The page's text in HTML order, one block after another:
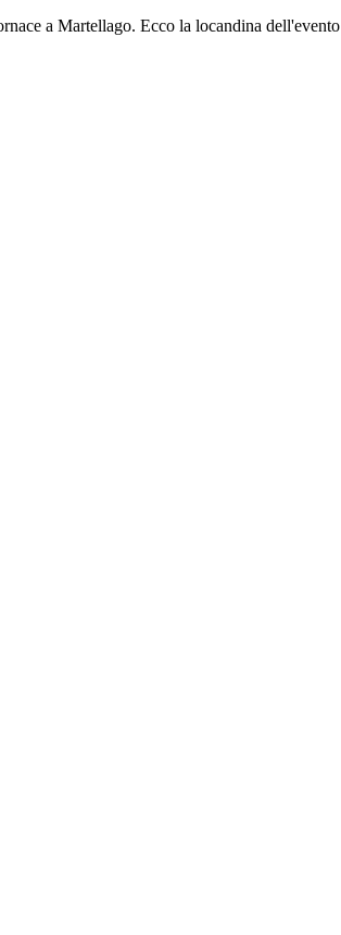
a Martellago. Ecco la locandina dell'evento